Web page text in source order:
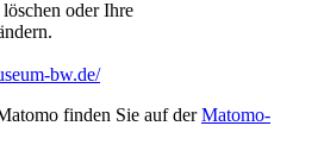
oder Ihre
bw.de/
finden Sie auf derMatomo-